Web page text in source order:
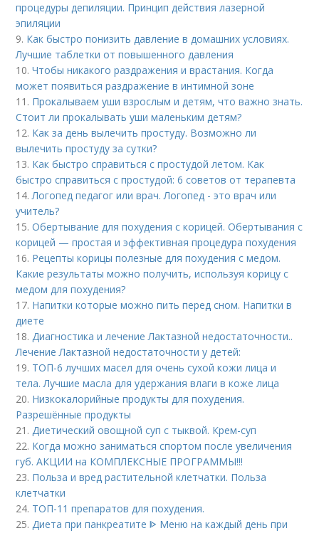
процедуры депиляции. Принцип действия лазерной
эпиляции
9. Как быстро понизить давление в домашних условиях.
Лучшие таблетки от повышенного давления
10.Чтобы никакого раздражения и врастания. Когда
может появиться раздражение в интимной зоне
11. Прокалываем уши взрослым и детям, что важно знать.
Стоит ли прокалывать уши маленьким детям?
12. Как за день вылечить простуду. Возможно ли
вылечить простуду за сутки?
13. Как быстро справиться с простудой летом. Как
быстро справиться с простудой: 6 советов от терапевта
14.Логопед педагог или врач. Логопед - это врач или
учитель?
15.Обертывание для похудения с корицей. Обертывания с
корицей — простая и эффективная процедура похудения
16. Рецепты корицы полезные для похудения с медом.
Какие результаты можно получить, используя корицу с
медом для похудения?
17. Напитки которые можно пить перед сном. Напитки в
диете
18.Диагностика и лечение Лактазной недостаточности..
Лечение Лактазной недостаточности у детей:
19. ТОП-6 лучших масел для очень сухой кожи лица и
тела. Лучшие масла для удержания влаги в коже лица
20. Низкокалорийные продукты для похудения.
Разрешённые продукты
21.Диетический овощной суп с тыквой. Крем-суп
22. Когда можно заниматься спортом после увеличения
губ. АКЦИИ на КОМПЛЕКСНЫЕ ПРОГРАММЫ!!!
23. Польза и вред растительной клетчатки. Польза
клетчатки
24. ТОП-11 препаратов для похудения.
25.Диета при панкреатите ᐈ Меню на каждый день при